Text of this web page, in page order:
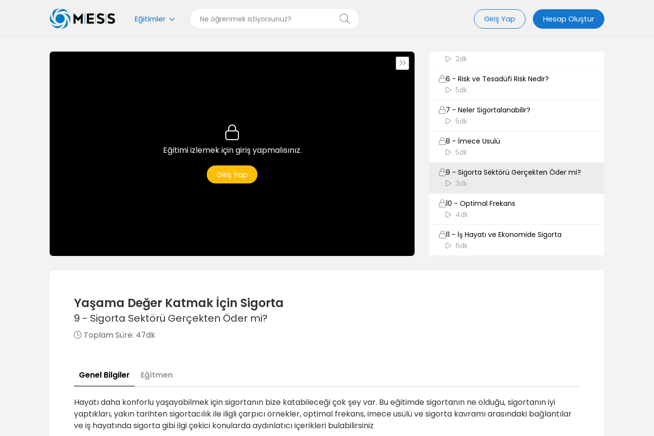
Eğitimler Giriş Yap Hesap Oluştur
Eğitimi izlemek için giriş yapmalısınız.
Giriş Yap
4 - Tarihten Ders mi? Feyz mi?
2dk
6 - Risk ve Tesadüfi Risk Nedir?
5dk
7 - Neler Sigortalanabilir?
5dk
8 - İmece Usulü
5dk
9 - Sigorta Sektörü Gerçekten Öder mi?
3dk
10 - Optimal Frekans
4dk
11 - İş Hayatı ve Ekonomide Sigorta
6dk
Yaşama Değer Katmak İçin Sigorta
9 - Sigorta Sektörü Gerçekten Öder mi?
Toplam Süre: 47dk
Genel Bilgiler Eğitmen
Hayatı daha konforlu yaşayabilmek için sigortanın bize katabileceği çok şey var. Bu eğitimde sigortanın ne olduğu, sigortanın iyi
yaptıkları, yakın tarihten sigortacılık ile iligli çarpıcı örnekler, optimal frekans, imece usülü ve sigorta kavramı arasındaki bağlantılar
ve iş hayatında sigorta gibi ilgi çekici konularda aydınlatıcı içerikleri bulabilirsiniz